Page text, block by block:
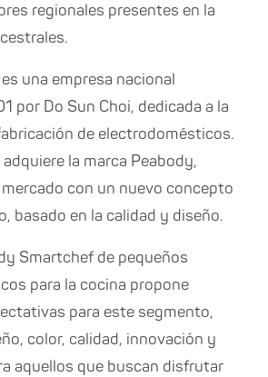
regionales presentes en la
una empresa nacional
por Do Sun Choi, dedicada a la
de electrodomésticos.
la marca Peabody,
con un nuevo concepto
basado en la calidad y diseño.
Smartchef de pequeños
para la cocina propone
para este segmento,
color, calidad, innovación y
aquellos que buscan disfrutar